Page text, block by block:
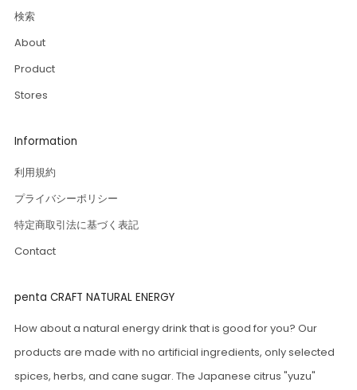
検索
About
Product
Stores
Information
利用規約
プライバシーポリシー
特定商取引法に基づく表記
Contact
penta CRAFT NATURAL ENERGY
How about a natural energy drink that is good for you? Our
products are made with no artificial ingredients, only selected
spices, herbs, and cane sugar. The Japanese citrus "yuzu"